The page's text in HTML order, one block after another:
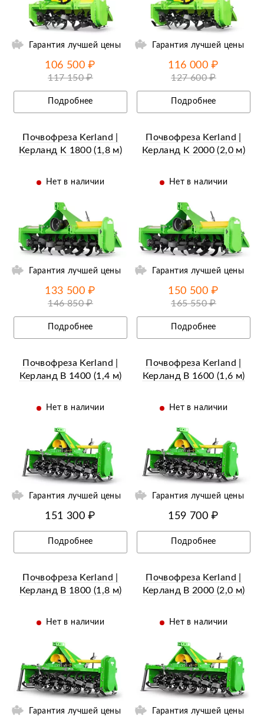
Гарантия лучшей цены
106 500 ₽
117 150 ₽
Подробнее
Ещё 14 фотографий
Гарантия лучшей цены
116 000 ₽
127 600 ₽
Подробнее
Почвофреза Kerland |
Керланд K 1800 (1,8 м)
Нет в наличии
Гарантия лучшей цены
133 500 ₽
146 850 ₽
Подробнее
Почвофреза Kerland |
Керланд K 2000 (2,0 м)
Нет в наличии
Ещё 17 фотографий
Гарантия лучшей цены
150 500 ₽
165 550 ₽
Подробнее
Почвофреза Kerland |
Керланд B 1400 (1,4 м)
Нет в наличии
Гарантия лучшей цены
151 300 ₽
Подробнее
Почвофреза Kerland |
Керланд B 1600 (1,6 м)
Нет в наличии
Ещё 7 фотографий
Гарантия лучшей цены
159 700 ₽
Подробнее
Почвофреза Kerland |
Керланд B 1800 (1,8 м)
Нет в наличии
Гарантия лучшей цены
Почвофреза Kerland |
Керланд B 2000 (2,0 м)
Нет в наличии
Ещё 9 фотографий
Гарантия лучшей цены